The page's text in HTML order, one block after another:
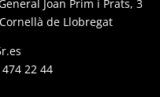
Joan Prim i Prats, 3
de Llobregat
22 44